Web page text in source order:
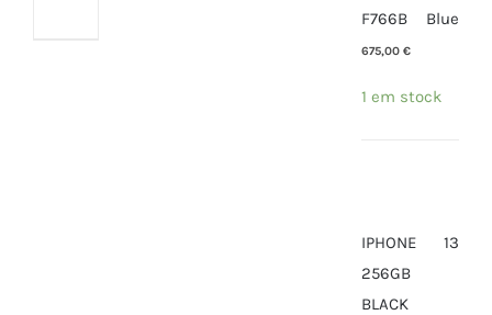
F766B Blue
675,00 €
1 em stock
IPHONE 13
256GB
BLACK